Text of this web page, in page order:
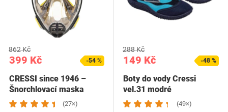
399 Kč
862 Kč
-54 %
CRESSI since 1946 –
Šnorchlovací maska
Komodo,…
(27×)
149 Kč
288 Kč
-48 %
Boty do vody Cressi
vel.31 modré
(49×)